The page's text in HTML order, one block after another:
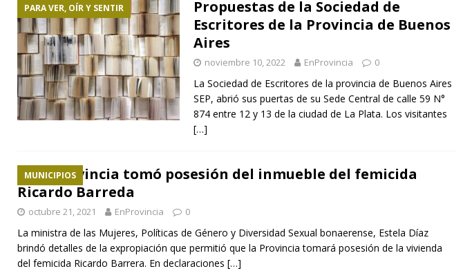
PARA VER, OÍR Y SENTIR
Propuestas de la Sociedad de
Escritores de la Provincia de Buenos
Aires
noviembre 10, 2022 EnProvincia 0
La Sociedad de Escritores de la provincia de Buenos Aires
SEP, abrió sus puertas de su Sede Central de calle 59 N°
874 entre 12 y 13 de la ciudad de La Plata. Los visitantes
[…]
MUNICIPIOS
La Provincia tomó posesión del inmueble del femicida
Ricardo Barreda
octubre 21, 2021 EnProvincia 0
La ministra de las Mujeres, Políticas de Género y Diversidad Sexual bonaerense, Estela Díaz
brindó detalles de la expropiación que permitió que la Provincia tomará posesión de la vivienda
del femicida Ricardo Barrera. En declaraciones […]